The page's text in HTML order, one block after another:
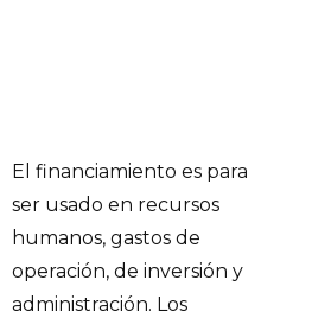
El financiamiento es para
ser usado en recursos
humanos, gastos de
operación, de inversión y
administración. Los